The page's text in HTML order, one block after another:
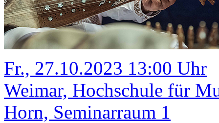
Fr., 27.10.2023 13:00 Uhr
Weimar, Hochschule für
Horn, Seminarraum 1